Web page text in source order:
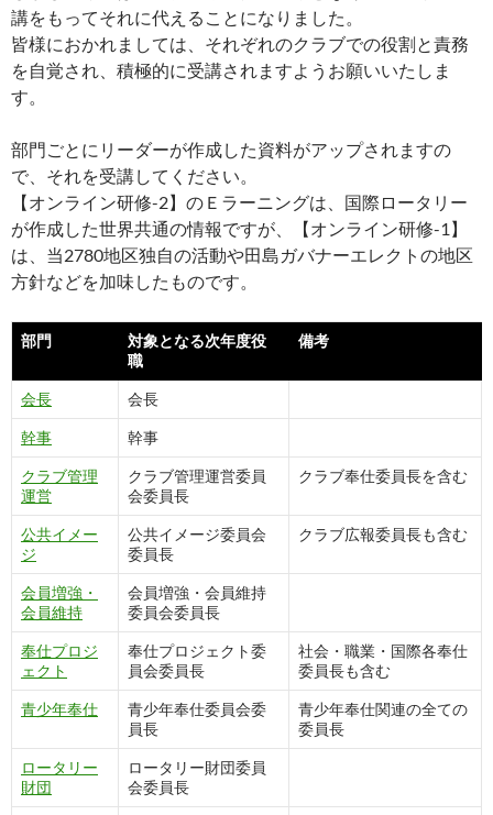
講をもってそれに代えることになりました。
皆様におかれましては、それぞれのクラブでの役割と責務
を自覚され、積極的に受講されますようお願いいたしま
す。
部門ごとにリーダーが作成した資料がアップされますの
で、それを受講してください。
【オンライン研修-2】のＥラーニングは、国際ロータリー
が作成した世界共通の情報ですが、【オンライン研修-1】
は、当2780地区独自の活動や田島ガバナーエレクトの地区
方針などを加味したものです。
部門
対象となる次年度役
職
備考
会長 会長
幹事 幹事
クラブ管理
運営
クラブ管理運営委員
会委員長
クラブ奉仕委員長を含む
公共イメー
ジ
公共イメージ委員会
委員長
クラブ広報委員長も含む
会員増強・
会員維持
会員増強・会員維持
委員会委員長
奉仕プロジ
ェクト
奉仕プロジェクト委
員会委員長
社会・職業・国際各奉仕
委員長も含む
青少年奉仕
青少年奉仕委員会委
員長
青少年奉仕関連の全ての
委員長
ロータリー
財団
ロータリー財団委員
会委員長